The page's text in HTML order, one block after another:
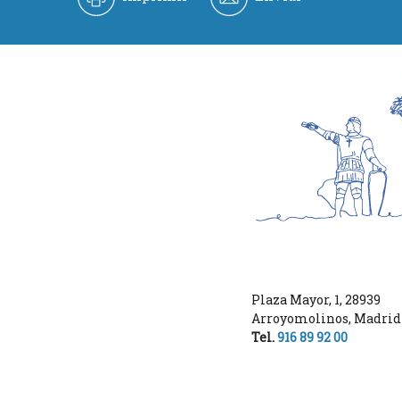
Plaza Mayor, 1, 28939
Arroyomolinos, Madrid
Tel.916 89 92 00